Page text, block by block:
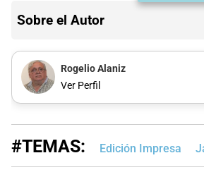
Sobre el Autor
Rogelio Alaniz
Ver Perfil
#TEMAS: Edición Impresa